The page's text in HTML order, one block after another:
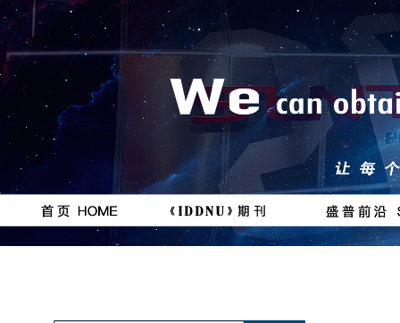
按钮
#
按钮